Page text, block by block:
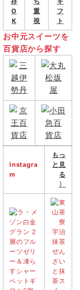
O
K
重
視
フ
ト
お中元スイーツを
百貨店から探す
Instagra
m
もっ
と見
る
〉